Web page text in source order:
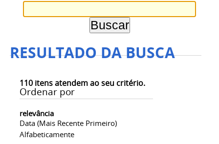
RESULTADO DA BUSCA
110 itens atendem ao seu critério.
Ordenar por
relevância
Data (mais Recente Primeiro)
Alfabeticamente